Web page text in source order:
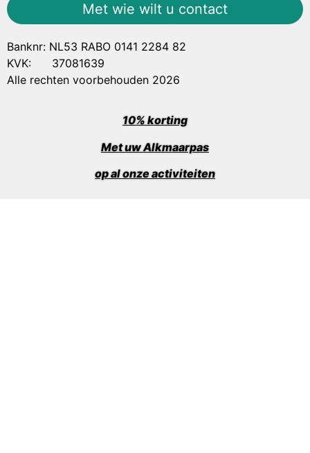
Met wie wilt u contact
Banknr: NL53 RABO 0141 2284 82
KVK: 37081639
Alle rechten voorbehouden 2026
10% korting
Met uw Alkmaarpas
op al onze activiteiten